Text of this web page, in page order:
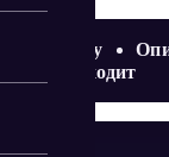
Кому
подходит